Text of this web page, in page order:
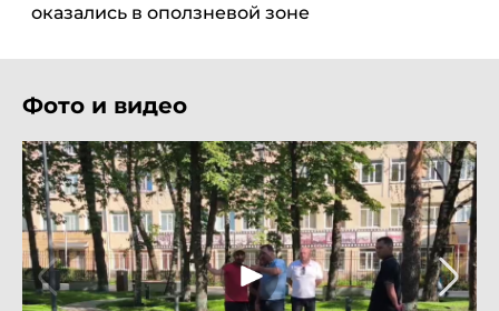
оказались в оползневой зоне
Фото и видео